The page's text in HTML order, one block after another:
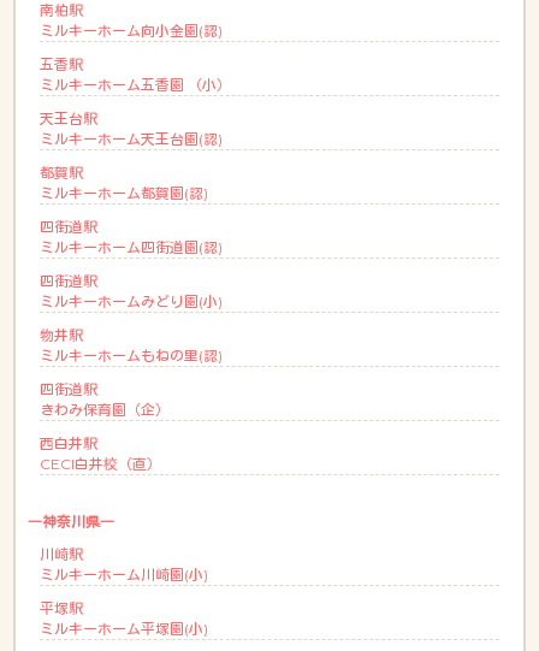
南柏駅
ミルキーホーム向小金園(認)
五香駅
ミルキーホーム五香園 （小）
天王台駅
ミルキーホーム天王台園(認)
都賀駅
ミルキーホーム都賀園(認)
四街道駅
ミルキーホーム四街道園(認)
四街道駅
ミルキーホームみどり園(小)
物井駅
ミルキーホームもねの里(認)
四街道駅
きわみ保育園（企）
西白井駅
CECI白井校（直）
―神奈川県―
川崎駅
ミルキーホーム川崎園(小)
平塚駅
ミルキーホーム平塚園(小)